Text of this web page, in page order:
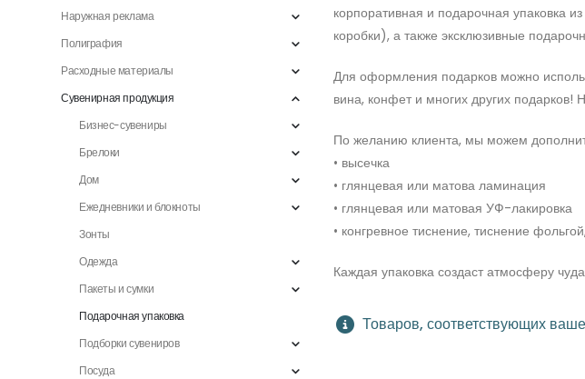
корпоративная и подарочная упаковка
коробки), а также эксклюзивные
Для оформления подарков можно
вина, конфет и многих других
По желанию клиента, мы можем
• высечка
• глянцевая или матова ламинация
• глянцевая или матовая УФ-лакировка
• конгревное тиснение, тиснение
Каждая упаковка создаст атмосферу
Товаров, соответствующих
Наружная реклама
Полиграфия
Расходные материалы
Сувенирная продукция
Бизнес-сувениры
Брелоки
Дом
Ежедневники и блокноты
Зонты
Одежда
Пакеты и сумки
Подарочная упаковка
Подборки сувениров
Посуда